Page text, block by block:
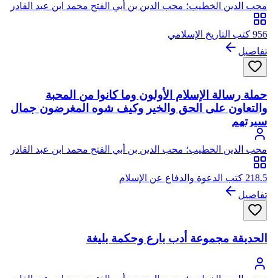
محب الدين الخطيب؛ محب الدين بن أبي الفتح محمد ابن عبد القادر
بن صالح الخطيب، يتصل نسبه بعبد القادر الجيلاني الحسني
956 كتب التاريخ الإسلامي
تفاصيل
حملة رسالة الإسلام الأولون وما كانوا من المحبة
والتعاون على الحق والخير وكيف شوه المغرضون جمال
سيرتهم
محب الدين الخطيب؛ محب الدين بن أبي الفتح محمد ابن عبد القادر
بن صالح الخطيب، يتصل نسبه بعبد القادر الجيلاني الحسني
218.5 كتب الدعوة والدفاع عن الإسلام
تفاصيل
الحديقة مجموعة أدب بارع وحكمة بليغة